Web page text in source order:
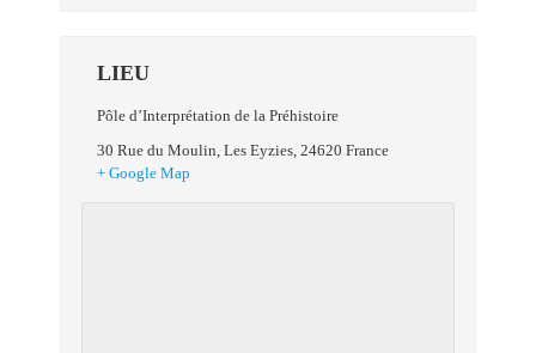
LIEU
Pôle d’Interprétation de la Préhistoire
30 Rue du Moulin Les Eyzies 24620 France
+ Google Map